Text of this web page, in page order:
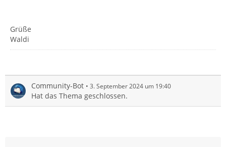
Grüße
Waldi
Community-Bot 3. September 2024 um 19:40
Hat das Thema geschlossen.